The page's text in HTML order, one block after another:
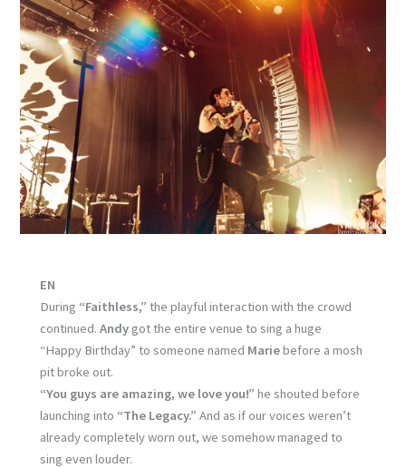
EN
During “Faithless,” the playful interaction with the crowd
continued.Andy got the entire venue to sing a huge
“Happy Birthday” to someone named Mariebefore a mosh
pit broke out.
“You guys are amazing, we love you!” he shouted before
launching into “The Legacy.” And as if our voices weren’t
already completely worn out, we somehow managed to
sing even louder.